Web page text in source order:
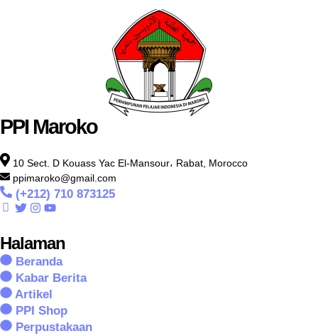
PPI Maroko
10 Sect. D Kouass Yac El-Mansour، Rabat, Morocco
ppimaroko@gmail.com
(+212) 710 873125
Halaman
Beranda
Kabar Berita
Artikel
PPI Shop
Perpustakaan